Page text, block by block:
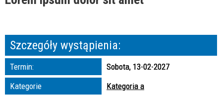
Trwające w
zakresie
Szczegóły wystąpienia:
Termin:
Sobota, 13-02-2027
Kategorie
Kategoria a